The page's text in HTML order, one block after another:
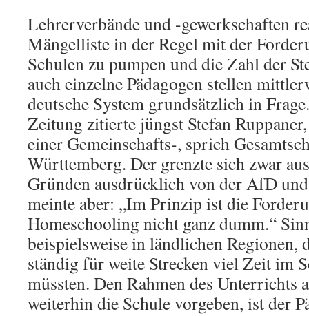
Lehrerverbände und -gewerkschaften
Mängelliste in der Regel mit der
Schulen zu pumpen und die Zahl der
auch einzelne Pädagogen stellen
deutsche System grundsätzlich in
Zeitung zitierte jüngst Stefan
einer Gemeinschafts-, sprich
Württemberg. Der grenzte sich zwar
Gründen ausdrücklich von der AfD
meinte aber: „Im Prinzip ist die
Homeschooling nicht ganz dumm.“
beispielsweise in ländlichen
ständig für weite Strecken viel Zeit im
müssten. Den Rahmen des Unterrichts
weiterhin die Schule vorgeben, ist der